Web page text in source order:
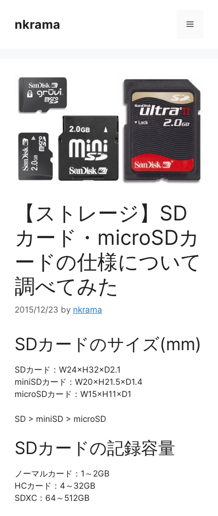
nkrama メ
ュ
ー
【ストレージ】SD
カード・microSDカ
ードの仕様について
調べてみた
2015/12/23 by nkrama
SDカードのサイズ(mm)
SDカード：W24×H32×D2.1
miniSDカード：W20×H21.5×D1.4
microSDカード：W15×H11×D1
SD > miniSD > microSD
SDカードの記録容量
ノーマルカード：1～2GB
HCカード：4～32GB
SDXC：64～512GB